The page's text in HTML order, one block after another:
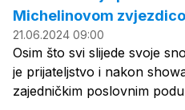
Michelinovom
21.06.2024 09:00
Osim što svi slijede svoje
je prijateljstvo i nakon
zajedničkim poslovnim